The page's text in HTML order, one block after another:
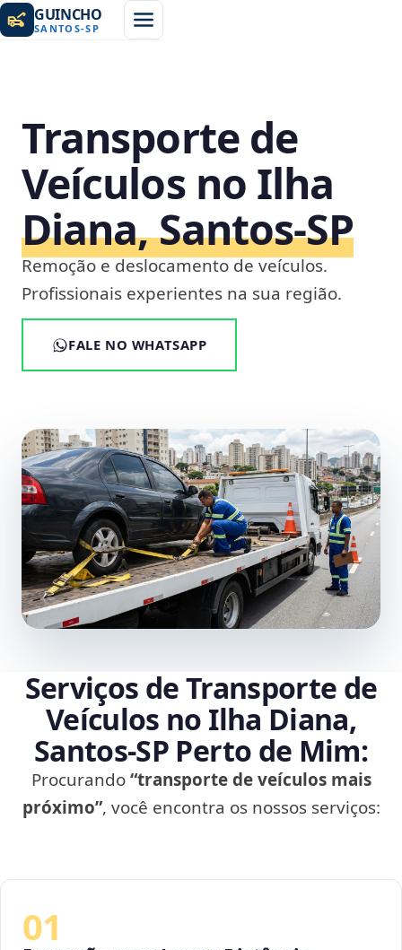
GUINCHO
SANTOS-SP
Transporte de
Veículos no Ilha
Diana, Santos‑SP
Remoção e deslocamento de veículos.
Profissionais experientes na sua região.
FALE NO WHATSAPP
Serviços de Transporte de
Veículos no Ilha Diana,
Santos‑SP Perto de Mim:
Procurando“transporte de veículos mais
próximo”, você encontra os nossos serviços:
01